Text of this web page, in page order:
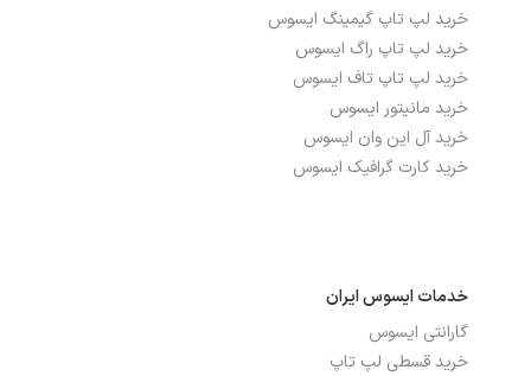
نوع صفحه نمایش
درگاه‌ها، ارتباطات و شبکه
بلوتوث دارد
پورت HDMI
خرید لپ تاپ گیمینگ ایسوس
خرید لپ تاپ راگ ایسوس
خرید لپ تاپ تاف ایسوس
خرید مانیتور ایسوس
خرید آل این وان ایسوس
خرید کارت گرافیک ایسوس
خدمات ایسوس ایران
گارانتی ایسوس
خرید قسطی لپ تاپ